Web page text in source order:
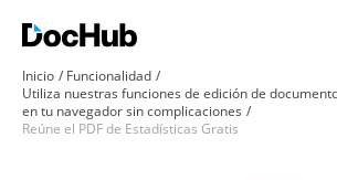
Inicio
Funcionalidad
Utiliza nuestras funciones de edición de
en tu navegador sin complicaciones
Reúne el PDF de Estadísticas Gratis